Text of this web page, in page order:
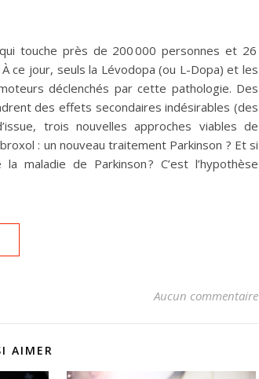
touche près de 200 000 personnes et 26
ce jour, seuls la Lévodopa (ou L-Dopa) et les
déclenchés par cette pathologie. Des
des effets secondaires indésirables (des
trois nouvelles approches viables de
: un nouveau traitement Parkinson ? Et si
maladie de Parkinson ? C’est l’hypothèse
Aucun commentaire
AIMER